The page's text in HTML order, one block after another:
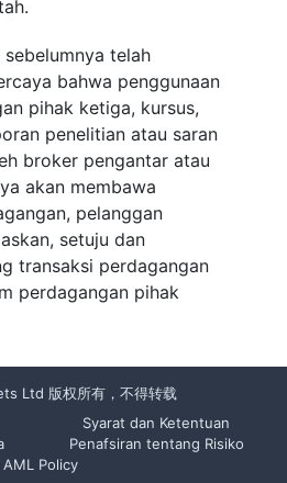
telah
bahwa penggunaan
pihak ketiga, kursus,
penelitian atau saran
broker pengantar atau
akan membawa
pelanggan
setuju dan
transaksi perdagangan
perdagangan pihak
Ltd 版权所有，不得转载
Syarat dan Ketentuan
Penafsiran tentang Risiko
AML Policy